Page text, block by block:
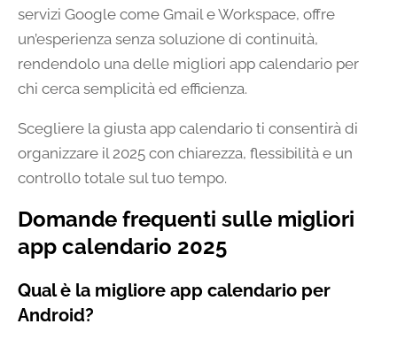
servizi Google come Gmail e Workspace, offre
un’esperienza senza soluzione di continuità,
rendendolo una delle migliori app calendario per
chi cerca semplicità ed efficienza.
Scegliere la giusta app calendario ti consentirà di
organizzare il 2025 con chiarezza, flessibilità e un
controllo totale sul tuo tempo.
Domande frequenti sulle migliori
app calendario 2025
Qual è la migliore app calendario per
Android?